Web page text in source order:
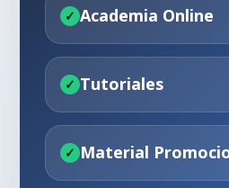
Academia Online
Tutoriales
Material